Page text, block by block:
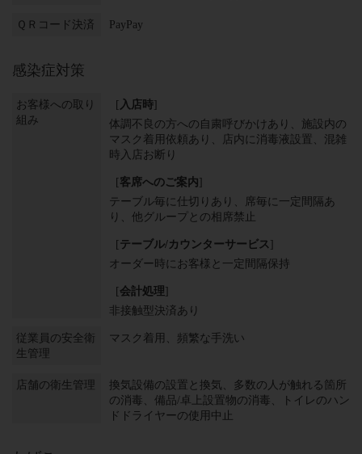
ＱＲコード決済 PayPay
感染症対策
お客様への取り
組み
[ 入店時]
体調不良の方への自粛呼びかけあり
施設内の
マスク着用依頼あり
店内に消毒液設置
混雑
時入店お断り
[客席へのご案内]
テーブル毎に仕切りあり
席毎に一定間隔あ
り
他グループとの相席禁止
[テーブル/カウンターサービス]
オーダー時にお客様と一定間隔保持
[会計処理]
非接触型決済あり
従業員の安全衛
生管理
マスク着用 頻繁な手洗い
店舗の衛生管理 換気設備の設置と換気
多数の人が触れる箇所
の消毒
備品/卓上設置物の消毒
トイレのハン
ドドライヤーの使用中止